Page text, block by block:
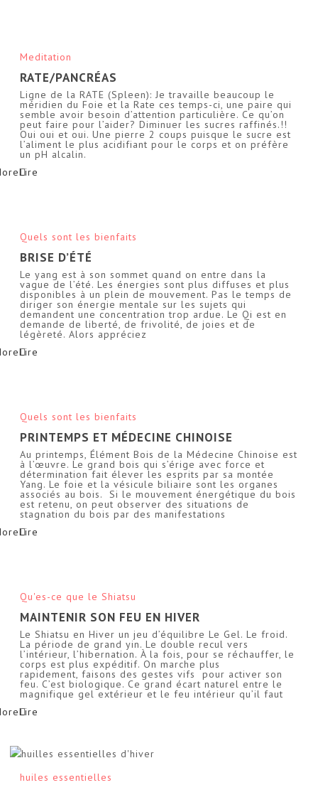
Meditation
RATE/PANCRÉAS
Ligne de la RATE (Spleen): Je travaille beaucoup le
méridien du Foie et la Rate ces temps-ci, une paire qui
semble avoir besoin d’attention particulière. Ce qu’on
peut faire pour l’aider? Diminuer les sucres raffinés.!!
Oui oui et oui. Une pierre 2 coups puisque le sucre est
l’aliment le plus acidifiant pour le corps et on préfère
un pH alcalin.
Quels sont les bienfaits
BRISE D’ÉTÉ
Le yang est à son sommet quand on entre dans la
vague de l’été. Les énergies sont plus diffuses et plus
disponibles à un plein de mouvement. Pas le temps de
diriger son énergie mentale sur les sujets qui
demandent une concentration trop ardue. Le Qi est en
demande de liberté, de frivolité, de joies et de
légèreté. Alors appréciez
Quels sont les bienfaits
PRINTEMPS ET MÉDECINE CHINOISE
Au printemps, Élément Bois de la Médecine Chinoise est
à l’œuvre. Le grand bois qui s’érige avec force et
détermination fait élever les esprits par sa montée
Yang. Le foie et la vésicule biliaire sont les organes
associés au bois. Si le mouvement énergétique du bois
est retenu, on peut observer des situations de
stagnation du bois par des manifestations
Qu'es-ce que le Shiatsu
MAINTENIR SON FEU EN HIVER
Le Shiatsu en Hiver un jeu d’équilibre Le Gel. Le froid.
La période de grand yin. Le double recul vers
l’intérieur, l’hibernation. À la fois, pour se réchauffer, le
corps est plus expéditif. On marche plus
rapidement, faisons des gestes vifs pour activer son
feu. C’est biologique. Ce grand écart naturel entre le
magnifique gel extérieur et le feu intérieur qu’il faut
huiles essentielles